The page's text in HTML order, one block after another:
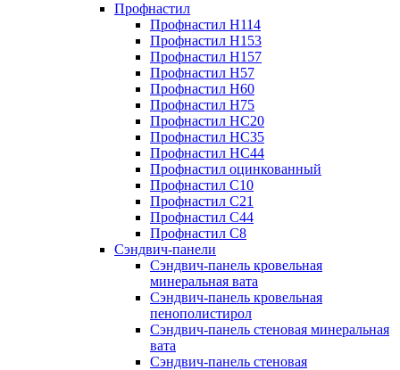
Профнастил
Профнастил Н114
Профнастил Н153
Профнастил Н157
Профнастил Н57
Профнастил Н60
Профнастил Н75
Профнастил НС20
Профнастил НС35
Профнастил НС44
Профнастил оцинкованный
Профнастил С10
Профнастил С21
Профнастил С44
Профнастил С8
Сэндвич-панели
Сэндвич-панель кровельная
минеральная вата
Сэндвич-панель кровельная
пенополистирол
Сэндвич-панель стеновая минеральная
вата
Сэндвич-панель стеновая